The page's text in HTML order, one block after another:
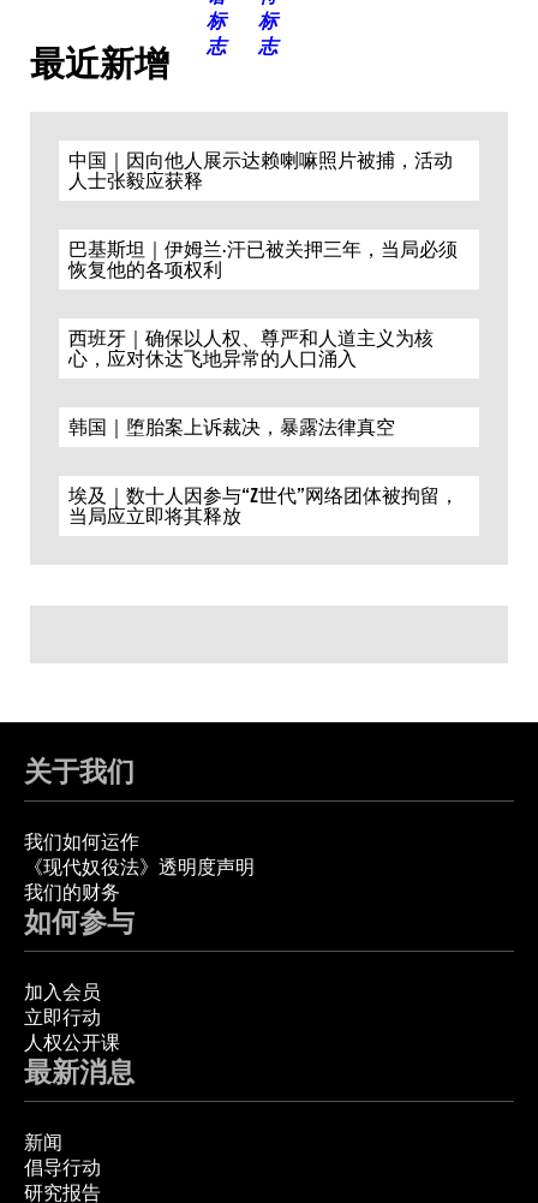
最近新增
中国｜因向他人展示达赖喇嘛照片被捕，活动
人士张毅应获释
巴基斯坦｜伊姆兰·汗已被关押三年，当局必须
恢复他的各项权利
西班牙｜确保以人权、尊严和人道主义为核
心，应对休达飞地异常的人口涌入
韩国｜堕胎案上诉裁决，暴露法律真空
埃及｜数十人因参与“Z世代”网络团体被拘留，
当局应立即将其释放
关于我们
我们如何运作
《现代奴役法》透明度声明
我们的财务
如何参与
加入会员
立即行动
人权公开课
最新消息
新闻
倡导行动
研究报告